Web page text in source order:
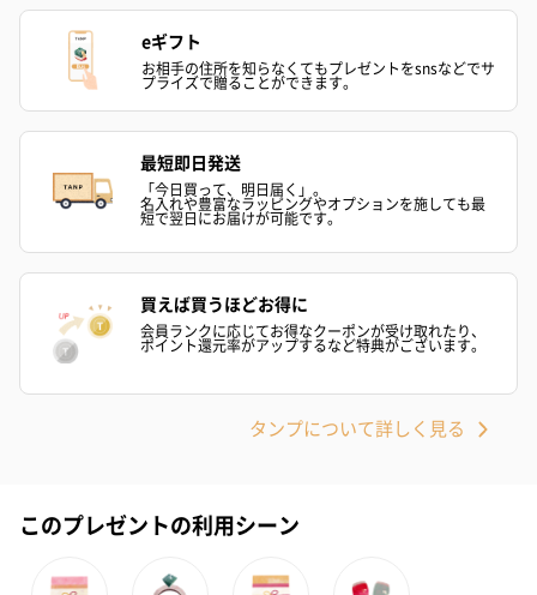
eギフト
お相手の住所を知らなくてもプレゼントをsnsなどでサ
プライズで贈ることができます。
最短即日発送
「今日買って、明日届く」。
名入れや豊富なラッピングやオプションを施しても最
短で翌日にお届けが可能です。
買えば買うほどお得に
会員ランクに応じてお得なクーポンが受け取れたり、
ポイント還元率がアップするなど特典がございます。
タンプについて詳しく見る
このプレゼントの利用シーン